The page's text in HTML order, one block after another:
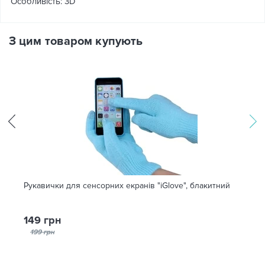
З цим товаром купують
Рукавички для сенсорних екранів "iGlove", блакитний
149 грн
199 грн